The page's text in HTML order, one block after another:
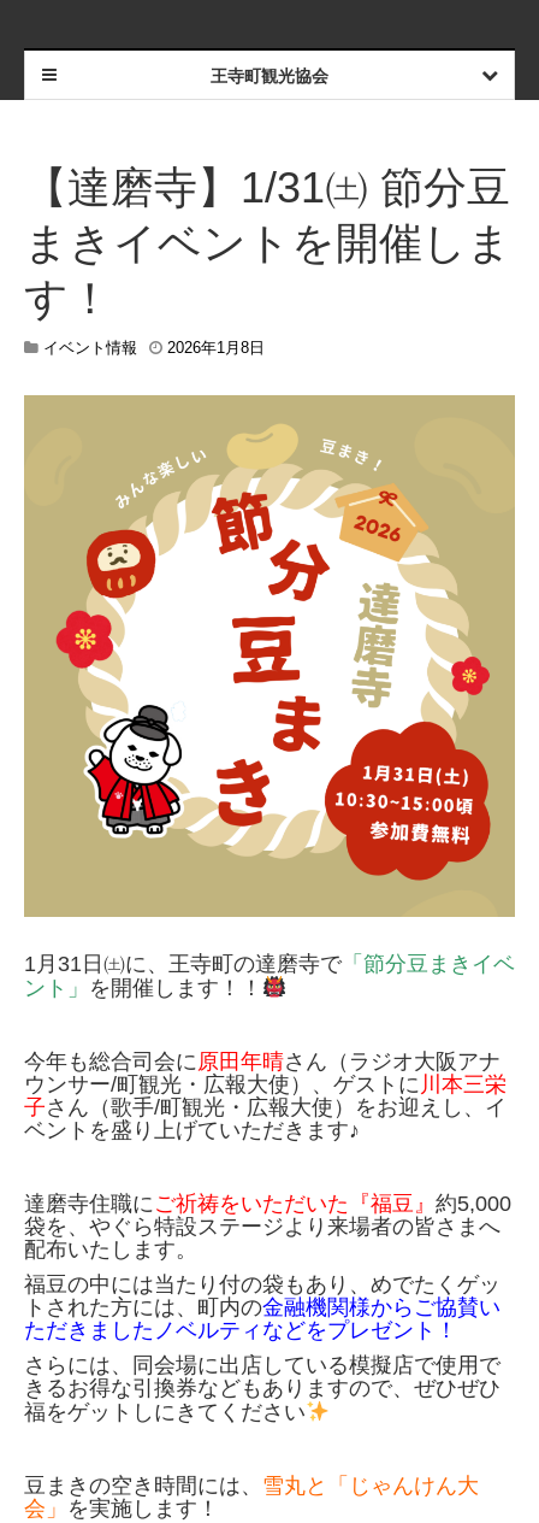
王寺町観光協会
【達磨寺】1/31㈯ 節分豆
まきイベントを開催しま
す！
イベント情報 2026年1月8日
年
月
2
0
日
1月31日㈯に、王寺町の達磨寺で「節分豆まきイベ
ント」 を開催します！！
今年も総合司会に原田年晴さん（ラジオ大阪アナ
ウンサー/町観光・広報大使）、ゲストに 川本三栄
子さん（歌手/町観光・広報大使）をお迎えし、イ
ベントを盛り上げていただきます♪
達磨寺住職にご祈祷をいただいた『福豆』 約5,000
袋を、やぐら特設ステージより来場者の皆さまへ
配布いたします。
福豆の中には当たり付の袋もあり、めでたくゲッ
トされた方には、町内の金融機関様からご協賛い
ただきましたノベルティなどをプレゼント！
さらには、同会場に出店している模擬店で使用で
きるお得な引換券などもありますので、ぜひぜひ
福をゲットしにきてください
豆まきの空き時間には、 雪丸と「じゃんけん大
会」 を実施します！